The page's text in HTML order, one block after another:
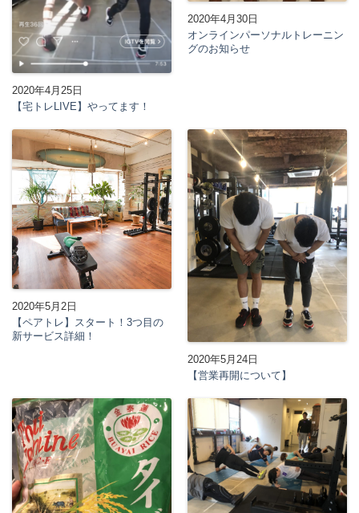
2020年4月25日
【宅トレLIVE】やってます！
2020年4月30日
オンラインパーソナルトレーニン
グのお知らせ
2020年5月2日
【ペアトレ】スタート！3つ目の
新サービス詳細！
2020年5月24日
【営業再開について】